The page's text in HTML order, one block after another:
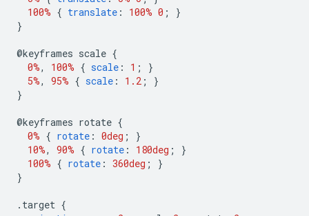
100% { translate : 100% 0 ;
}
}
@keyframes scale {
0%, 100% { scale : 1 ;
}
5%, 95% { scale : 1.2 ;
}
}
@keyframes rotate {
0% { rotate : 0deg ;
}
10%, 90% { rotate : 180deg ;
}
100% { rotate : 360deg ;
}
}
. target {